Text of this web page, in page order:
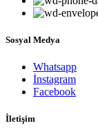
Sosyal Medya
Whatsapp
İnstagram
Facebook
İletişim